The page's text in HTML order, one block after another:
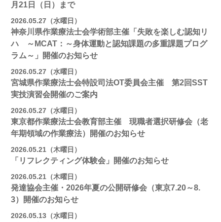
月21日（日）まで
2026.05.27（水曜日）
神奈川県作業療法士会学術部主催「失敗を楽しむ認知リ
ハ ～MCAT：～身体運動と認知課題の多重課題プログ
ラム～」開催のお知らせ
2026.05.27（水曜日）
宮城県作業療法士会特設司法OT委員会主催 第2回SST
実技演習会開催のご案内
2026.05.27（水曜日）
東京都作業療法士会教育部主催 現職者選択研修会（老
年期領域の作業療法）開催のお知らせ
2026.05.21（木曜日）
「リフレクティング体験会」開催のお知らせ
2026.05.21（木曜日）
発達協会主催・2026年夏の公開研修会（東京7.20～8.
3）開催のお知らせ
2026.05.13（水曜日）